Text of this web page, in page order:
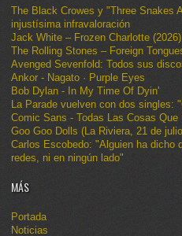
The Black Crowes y "Three Snakes
injustísima infravaloración
Jack White – Frozen Charlotte (2026)
The Rolling Stones – Foreign
Avenged Sevenfold: Todos sus
Ankor - Nagato · Purple Eyes
Bob Dylan - In My Time Of Dyin'
La Parade vuelven con dos singles:
Comic Sans - Todas Las Cosas Que
Goo Goo Dolls (La Riviera, 21 de
Carlos Escobedo: "Alguien ha dicho
redes, ni en ningún lado"
MÁS
Portada
Noticias